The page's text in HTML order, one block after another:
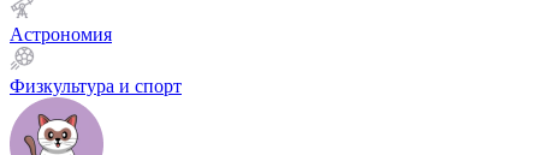
Астрономия
Физкультура и спорт